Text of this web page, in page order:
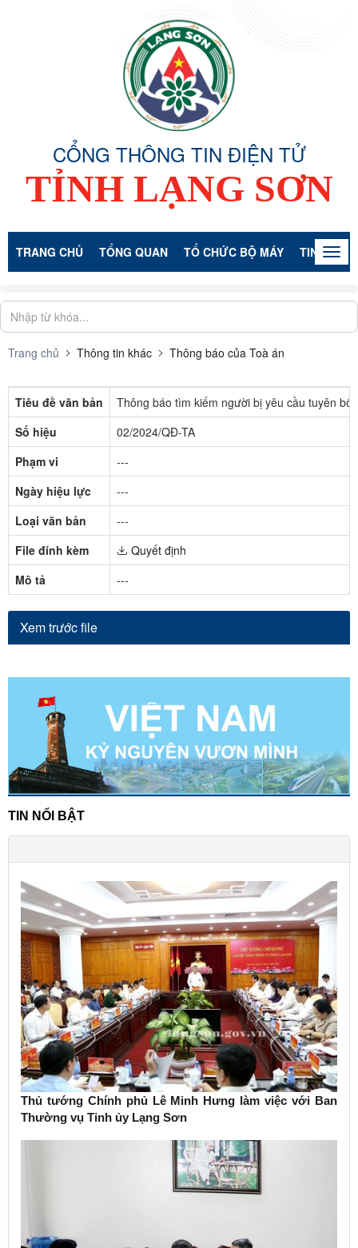
CỔNG THÔNG TIN ĐIỆN TỬ
TỈNH LẠNG SƠN
TRANG CHỦ TỔNG QUAN TỔ CHỨC BỘ MÁY TIN TỨC -
Trang chủ Thông tin khác Thông báo của Toà án
Tiêu đề văn bản
Thông báo tìm kiếm người bị yêu cầu tuyên
Số hiệu
02/2024/QĐ-TA
Phạm vi
---
Ngày hiệu lực
---
Loại văn bản
---
File đính kèm
Quyết định
Mô tả
---
Xem trước file
TIN NỔI BẬT
Thủ tướng Chính phủ Lê Minh Hưng làm việc với Ban
Thường vụ Tỉnh ủy Lạng Sơn